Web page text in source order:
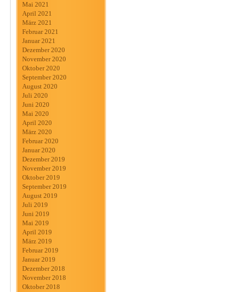
Mai 2021
April 2021
März 2021
Februar 2021
Januar 2021
Dezember 2020
November 2020
Oktober 2020
September 2020
August 2020
Juli 2020
Juni 2020
Mai 2020
April 2020
März 2020
Februar 2020
Januar 2020
Dezember 2019
November 2019
Oktober 2019
September 2019
August 2019
Juli 2019
Juni 2019
Mai 2019
April 2019
März 2019
Februar 2019
Januar 2019
Dezember 2018
November 2018
Oktober 2018